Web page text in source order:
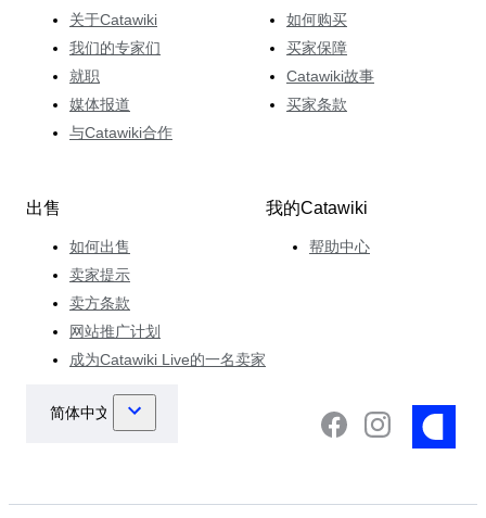
关于Catawiki
我们的专家们
就职
媒体报道
与Catawiki合作
如何购买
买家保障
Catawiki故事
买家条款
出售
如何出售
卖家提示
卖方条款
网站推广计划
成为Catawiki Live的一名卖家
我的Catawiki
帮助中心